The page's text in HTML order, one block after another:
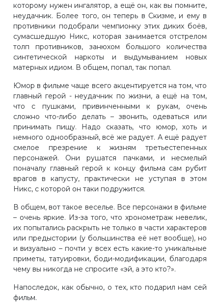
которому нужен ингалятор, а ещё он, как вы помните,
неудачник. Более того, он теперь в Скизме, и ему в
противники подобрали чемпионку этих диких боёв,
сумасшедшую Никс, которая занимается отстрелом
толп противников, занюхом большого количества
синтетической наркоты и выдумыванием новых
матерных идиом. В общем, попал, так попал.
Юмор в фильме чаще всего акцентируется на том, что
главный герой - неудачник по жизни, а ещё на том,
что с пушками, привинченными к рукам, очень
сложно что-либо делать – звонить, одеваться или
принимать пищу. Надо сказать, что юмор, хоть и
немного однообразный, всё же радует. А ещё радует
смелое презрение к жизням третьестепенных
персонажей. Они рушатся пачками, и несмелый
поначалу главный герой к концу фильма сам рубит
врагов в капусту, практически не уступая в этом
Никс, с которой он таки подружится.
В общем, вот такое веселье. Все персонажи в фильме
– очень яркие. Из-за того, что хронометраж невелик,
их попытались раскрыть не только в части характеров
или предыстории (у большинства её нет вообще), но
и визуально – почти у всех есть какие-то уникальные
приметы, татуировки, боди-модификации, благодаря
чему вы никогда не спросите «эй, а это кто?».
Напоследок, как обычно, о тех, кто подарил нам сей
фильм.